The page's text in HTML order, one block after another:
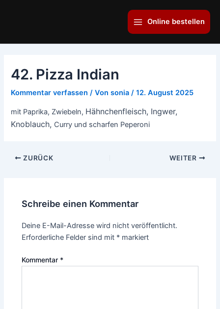
Main
Menu
Online bestellen
42. Pizza Indian
Kommentar verfassen / Vonsonia/12. August 2025
mit Paprika, Zwiebeln, Hähnchenfleisch, Ingwer,
Knoblauch, Curry und scharfen Peperoni
ZURÜCK WEITER
Schreibe einen Kommentar
Deine E-Mail-Adresse wird nicht veröffentlicht.
Erforderliche Felder sind mit * markiert
Kommentar *